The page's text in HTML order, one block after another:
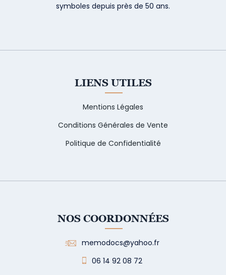
symboles depuis près de 50 ans.
LIENS UTILES
Mentions Légales
Conditions Générales de Vente
Politique de Confidentialité
NOS COORDONNÉES
memodocs@yahoo.fr
06 14 92 08 72